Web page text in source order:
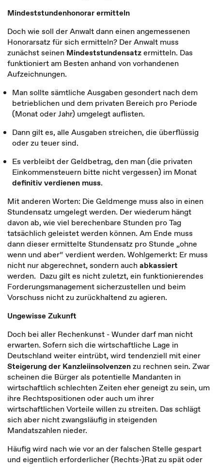
Mindeststundenhonorar ermitteln
Doch wie soll der Anwalt dann einen angemessenen
Honorarsatz für sich ermitteln? Der Anwalt muss
zunächst seinen Mindeststundensatzermitteln. Das
funktioniert am Besten anhand von vorhandenen
Aufzeichnungen.
Man sollte sämtliche Ausgaben gesondert nach dem
betrieblichen und dem privaten Bereich pro Periode
(Monat oder Jahr) umgelegt auflisten.
Dann gilt es, alle Ausgaben streichen, die überflüssig
oder zu teuer sind.
Es verbleibt der Geldbetrag, den man (die privaten
Einkommensteuern bitte nicht vergessen) im Monat
definitiv verdienen muss.
Mit anderen Worten: Die Geldmenge muss also in einen
Stundensatz umgelegt werden. Der wiederum hängt
davon ab, wie viel berechenbare Stunden pro Tag
tatsächlich geleistet werden können. Am Ende muss
dann dieser ermittelte Stundensatz pro Stunde „ohne
wenn und aber“ verdient werden. Wohlgemerkt: Er muss
nicht nur abgerechnet, sondern auchabkassiert
werden. Dazu gilt es nicht zuletzt, ein funktionierendes
Forderungsmanagement sicherzustellen und beim
Vorschuss nicht zu zurückhaltend zu agieren.
Ungewisse Zukunft
Doch bei aller Rechenkunst - Wunder darf man nicht
erwarten. Sofern sich die wirtschaftliche Lage in
Deutschland weiter eintrübt, wird tendenziell mit einer
Steigerung der Kanzleiinsolvenzenzu rechnen sein. Zwar
scheinen die Bürger als potentielle Mandanten in
wirtschaftlich schlechten Zeiten eher geneigt zu sein, um
ihre Rechtspositionen oder auch um ihrer
wirtschaftlichen Vorteile willen zu streiten. Das schlägt
sich aber nicht zwangsläufig in steigenden
Mandatszahlen nieder.
Häufig wird nach wie vor an der falschen Stelle gespart
und eigentlich erforderlicher (Rechts-)Rat zu spät oder